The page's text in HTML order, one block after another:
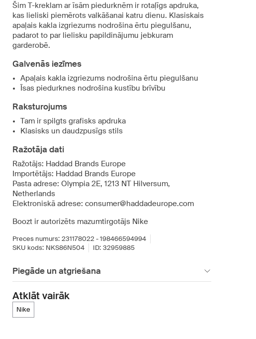
Šim T-kreklam ar īsām piedurknēm ir rotaļīgs apdruka,
kas lieliski piemērots valkāšanai katru dienu. Klasiskais
apaļais kakla izgriezums nodrošina ērtu piegulšanu,
padarot to par lielisku papildinājumu jebkuram
garderobē.
Galvenās iezīmes
Apaļais kakla izgriezums nodrošina ērtu piegulšanu
Īsas piedurknes nodrošina kustību brīvību
Raksturojums
Tam ir spilgts grafisks apdruka
Klasisks un daudzpusīgs stils
Ražotāja dati
Ražotājs: Haddad Brands Europe
Importētājs: Haddad Brands Europe
Pasta adrese: Olympia 2E, 1213 NT Hilversum,
Netherlands
Elektroniskā adrese: consumer@haddadeurope.com
Boozt ir autorizēts mazumtirgotājs Nike
Preces numurs: 231178022 - 198466594994
SKU kods: NKS86N504 ID: 32959885
Piegāde un atgriešana
Atklāt vairāk
nike